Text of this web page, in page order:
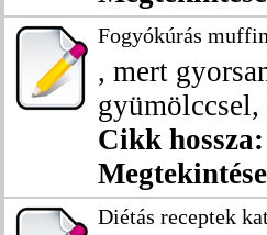
Fogyókúrás
, mert
Cikk hossza:
Diétás receptek